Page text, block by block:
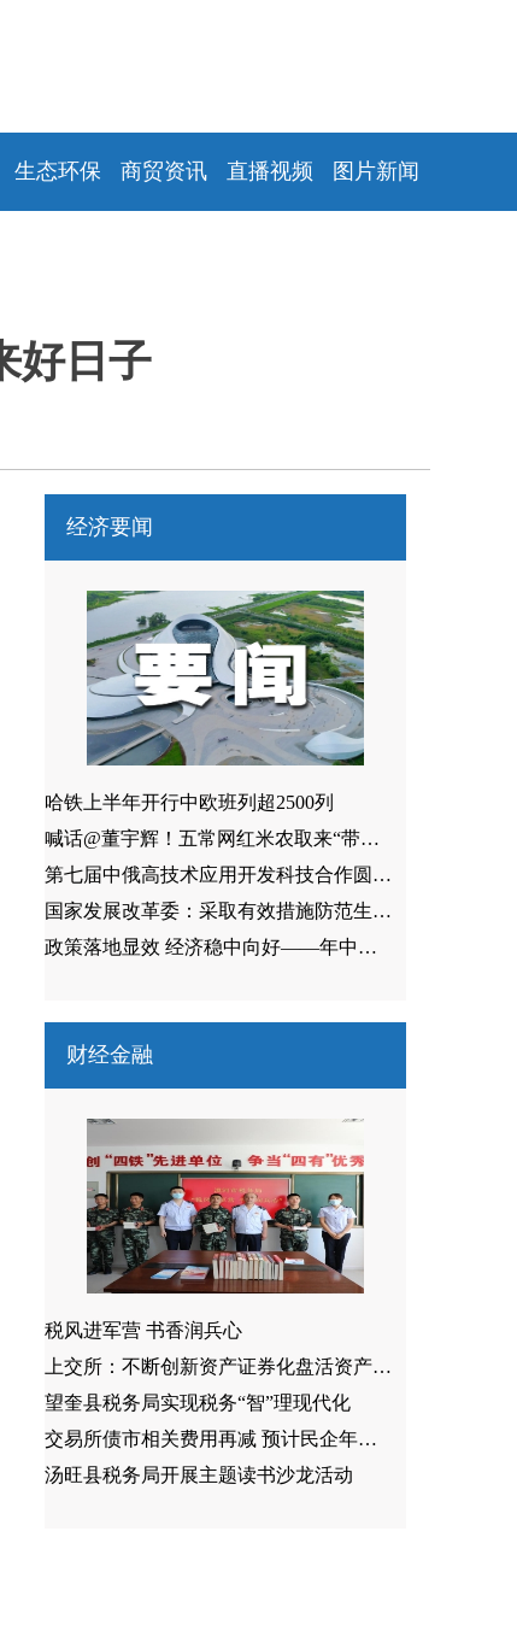
生态环保 商贸资讯 直播视频 图片新闻
好日子
经济要闻
哈铁上半年开行中欧班列超2500列
喊话@董宇辉！五常网红米农取来“带货经”
第七届中俄高技术应用开发科技合作圆桌会议在哈启幕
国家发展改革委：采取有效措施防范生猪价格过快上涨
政策落地显效 经济稳中向好——年中地方经济发展观察
财经金融
税风进军营 书香润兵心
上交所：不断创新资产证券化盘活资产方式
望奎县税务局实现税务“智”理现代化
交易所债市相关费用再减 预计民企年均获减免1.6亿元
汤旺县税务局开展主题读书沙龙活动